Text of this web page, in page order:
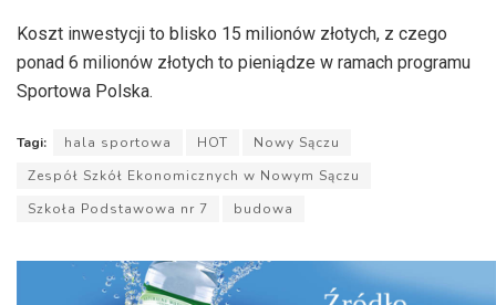
Koszt inwestycji to blisko 15 milionów złotych, z czego
ponad 6 milionów złotych to pieniądze w ramach programu
Sportowa Polska.
Tagi: hala sportowa HOT
Nowy Sączu
Zespół Szkół Ekonomicznych w Nowym Sączu
Szkoła Podstawowa nr 7
budowa